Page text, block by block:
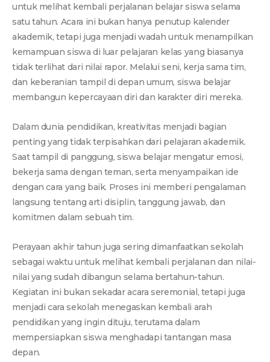
untuk melihat kembali perjalanan belajar siswa selama
satu tahun. Acara ini bukan hanya penutup kalender
akademik, tetapi juga menjadi wadah untuk menampilkan
kemampuan siswa di luar pelajaran kelas yang biasanya
tidak terlihat dari nilai rapor. Melalui seni, kerja sama tim,
dan keberanian tampil di depan umum, siswa belajar
membangun kepercayaan diri dan karakter diri mereka.
Dalam dunia pendidikan, kreativitas menjadi bagian
penting yang tidak terpisahkan dari pelajaran akademik.
Saat tampil di panggung, siswa belajar mengatur emosi,
bekerja sama dengan teman, serta menyampaikan ide
dengan cara yang baik. Proses ini memberi pengalaman
langsung tentang arti disiplin, tanggung jawab, dan
komitmen dalam sebuah tim.
Perayaan akhir tahun juga sering dimanfaatkan sekolah
sebagai waktu untuk melihat kembali perjalanan dan nilai-
nilai yang sudah dibangun selama bertahun-tahun.
Kegiatan ini bukan sekadar acara seremonial, tetapi juga
menjadi cara sekolah menegaskan kembali arah
pendidikan yang ingin dituju, terutama dalam
mempersiapkan siswa menghadapi tantangan masa
depan.